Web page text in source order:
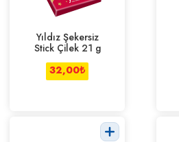
Yıldız Şekersiz
Stick Çilek 21 g
32,00₺